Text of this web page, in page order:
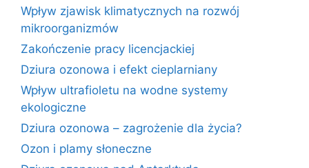
Wpływ zjawisk klimatycznych na rozwój
mikroorganizmów
Zakończenie pracy licencjackiej
Dziura ozonowa i efekt cieplarniany
Wpływ ultrafioletu na wodne systemy
ekologiczne
Dziura ozonowa – zagrożenie dla życia?
Ozon i plamy słoneczne